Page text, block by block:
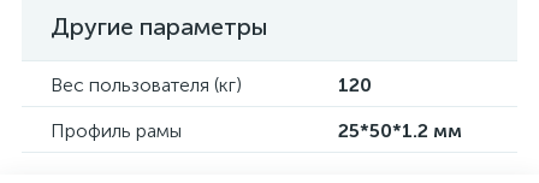
Другие параметры
Вес пользователя (кг)
120
Профиль рамы
25*50*1.2 мм